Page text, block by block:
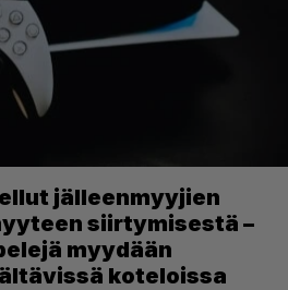
jälleenmyyjien
siirtymisestä –
myydään
koteloissa